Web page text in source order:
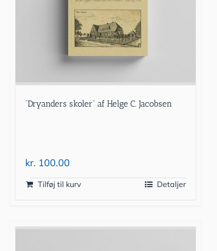
“Dryanders skoler” af Helge C. Jacobsen
kr. 100.00
Tilføj til kurv Detaljer